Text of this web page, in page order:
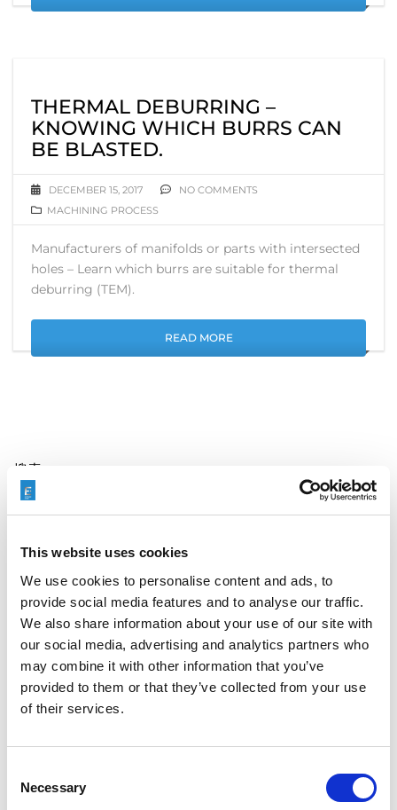
This website uses cookies
We use cookies to personalise content and ads, to
provide social media features and to analyse our traffic.
We also share information about your use of our site with
our social media, advertising and analytics partners who
may combine it with other information that you’ve
provided to them or that they’ve collected from your use
of their services.
Selection
Necessary
THERMAL DEBURRING –
KNOWING WHICH BURRS CAN
BE BLASTED.
DECEMBER 15, 2017
NO COMMENTS
MACHINING PROCESS
Manufacturers of manifolds or parts with intersected
holes – Learn which burrs are suitable for thermal
deburring (TEM).
READ MORE
搜索
最新文章
EXTRUDE HONE 如何重新定义一级方程式赛车的性能极
限
EXTRUSAX 如何利用磨粒流加工 (AFM) 技术提升铝型材